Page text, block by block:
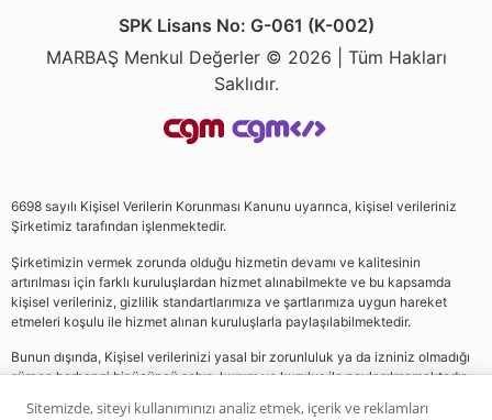
SPK Lisans No: G-061 (K-002)
MARBAŞ Menkul Değerler © 2026 | Tüm Hakları
Saklıdır.
6698 sayılı Kişisel Verilerin Korunması Kanunu uyarınca, kişisel verileriniz
Şirketimiz tarafından işlenmektedir.
Şirketimizin vermek zorunda olduğu hizmetin devamı ve kalitesinin
artırılması için farklı kuruluşlardan hizmet alınabilmekte ve bu kapsamda
kişisel verileriniz, gizlilik standartlarımıza ve şartlarımıza uygun hareket
etmeleri koşulu ile hizmet alınan kuruluşlarla paylaşılabilmektedir.
Bunun dışında, Kişisel verilerinizi yasal bir zorunluluk ya da izniniz olmadığı
sürece herhangi bir üçüncü şahıs, kurum ve kuruluş ile paylaşılmamaktadır.
Sitemizde, siteyi kullanımınızı analiz etmek, içerik ve reklamları